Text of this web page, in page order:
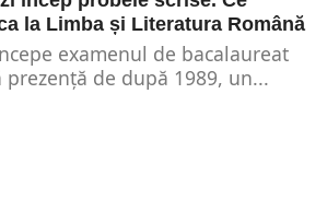
la Limba și Literatura Română
examenul de bacalaureat
prezență de după 1989, un...